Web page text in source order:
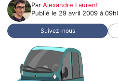
Par Alexandre Laurent
Publié le 29 avril 2009 à
Suivez-nous